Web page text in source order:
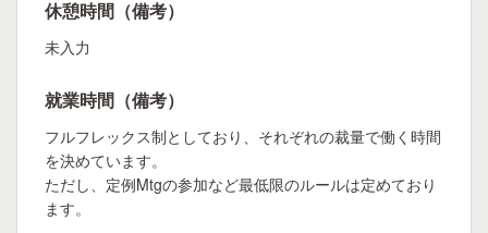
休憩時間（備考）
未入力
就業時間（備考）
フルフレックス制としており、それぞれの裁量で働く時間
を決めています。
ただし、定例Mtgの参加など最低限のルールは定めており
ます。